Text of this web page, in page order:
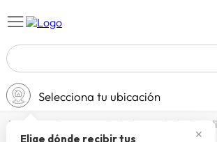
TÉRMINOS MÁS BUSCADOS
1.
2. celulares
Selecciona tu ubicación
✕
Elige dónde recibir tus
alimentos y bebidas bebidas y